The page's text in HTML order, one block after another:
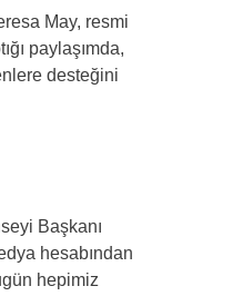
May, resmi
paylaşımda,
desteğini
Başkanı
hesabından
hepimiz